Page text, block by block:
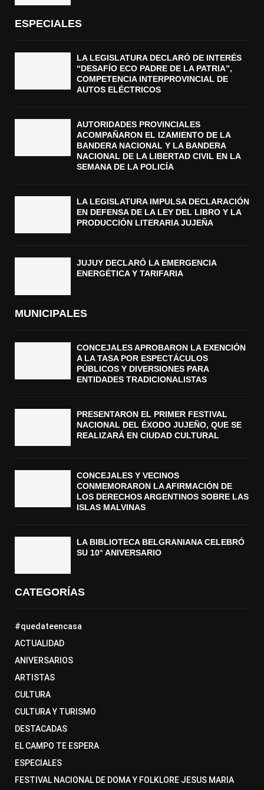
ESPECIALES
LA LEGISLATURA DECLARÓ DE INTERÉS
“DESAFÍO ECO PADRE DE LA PATRIA”,
COMPETENCIA INTERPROVINCIAL DE
AUTOS ELÉCTRICOS
AUTORIDADES PROVINCIALES
ACOMPAÑARON EL IZAMIENTO DE LA
BANDERA NACIONAL Y LA BANDERA
NACIONAL DE LA LIBERTAD CIVIL EN LA
SEMANA DE LA POLICÍA
LA LEGISLATURA IMPULSA DECLARACIÓN
EN DEFENSA DE LA LEY DEL LIBRO Y LA
PRODUCCIÓN LITERARIA JUJEÑA
JUJUY DECLARÓ LA EMERGENCIA
ENERGÉTICA Y TARIFARIA
MUNICIPALES
CONCEJALES APROBARON LA EXENCIÓN
A LA TASA POR ESPECTÁCULOS
PÚBLICOS Y DIVERSIONES PARA
ENTIDADES TRADICIONALISTAS
PRESENTARON EL PRIMER FESTIVAL
NACIONAL DEL ÉXODO JUJEÑO, QUE SE
REALIZARÁ EN CIUDAD CULTURAL
CONCEJALES Y VECINOS
CONMEMORARON LA AFIRMACIÓN DE
LOS DERECHOS ARGENTINOS SOBRE LAS
ISLAS MALVINAS
LA BIBLIOTECA BELGRANIANA CELEBRÓ
SU 10° ANIVERSARIO
CATEGORÍAS
#quedateencasa
ACTUALIDAD
ANIVERSARIOS
ARTISTAS
CULTURA
CULTURA Y TURISMO
DESTACADAS
EL CAMPO TE ESPERA
ESPECIALES
FESTIVAL NACIONAL DE DOMA Y FOLKLORE JESUS MARIA